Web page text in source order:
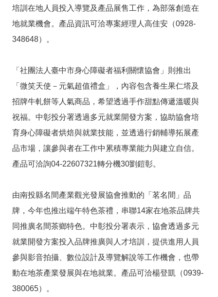
權
及
安
政
網
站
資
開
絡
資
訊
培訓在地人員投入導覽及產品展售工作，為部落創造在
地就業機會。產品資訊可洽專案經理人高佳安（0928-
348648）。
「社團法人臺中市身心障礙者福利關懷協會」則推出
「微笑天使－元氣超值禮盒」，內容包含養生果仁塔及
招牌牛軋餅等人氣商品，希望透過手作甜點傳遞溫暖與
祝福。中彰投分署透過多元就業開發方案，協助協會培
育身心障礙者烘焙與就業技能，並透過行銷輔導拓展產
品市場，讓參與者在工作中累積專業能力與建立自信。
產品可洽詢04-22607321轉分機30劉鎧彰。
由南投縣名間產業觀光發展協會推動的「茗名間」品
牌，今年也推出端午特色茶禮，串聯14家在地茶品牌共
同推廣名間茶鄉特色。中彰投分署表示，協會透過多元
就業開發方案投入品牌推廣與人才培訓，提供進用人員
參與影音拍攝、數位設計及導覽解說等工作機會，也帶
動在地茶產業發展與在地就業。產品可洽楊登凱（0939-
380065）。